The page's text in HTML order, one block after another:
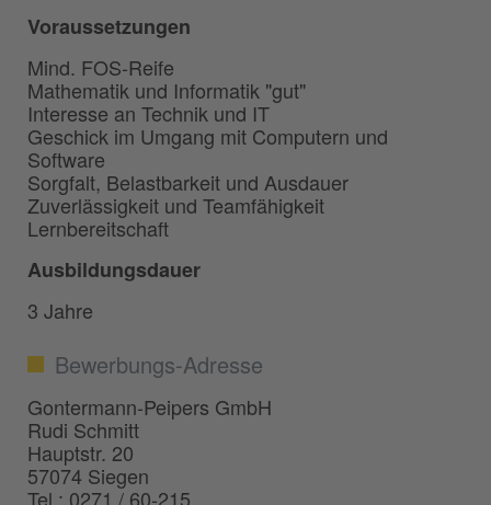
Voraussetzungen
Mind. FOS-Reife
Mathematik und Informatik "gut"
Interesse an Technik und IT
Geschick im Umgang mit Computern und
Software
Sorgfalt, Belastbarkeit und Ausdauer
Zuverlässigkeit und Teamfähigkeit
Lernbereitschaft
Ausbildungsdauer
3 Jahre
Bewerbungs-Adresse
Gontermann-Peipers GmbH
Rudi Schmitt
Hauptstr. 20
57074 Siegen
Tel.: 0271 / 60-215